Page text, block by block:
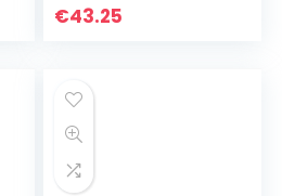
€43.25